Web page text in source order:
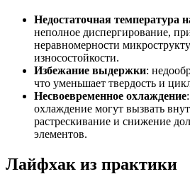
Недостаточная температура
неполное диспергирование,
неравномерности
износостойкости.
Избежание выдержки:
что уменьшает твердость и
Несвоевременное охлаждение
охлаждение могут вызвать
растрескивание и снижение
элементов.
Лайфхак из практики